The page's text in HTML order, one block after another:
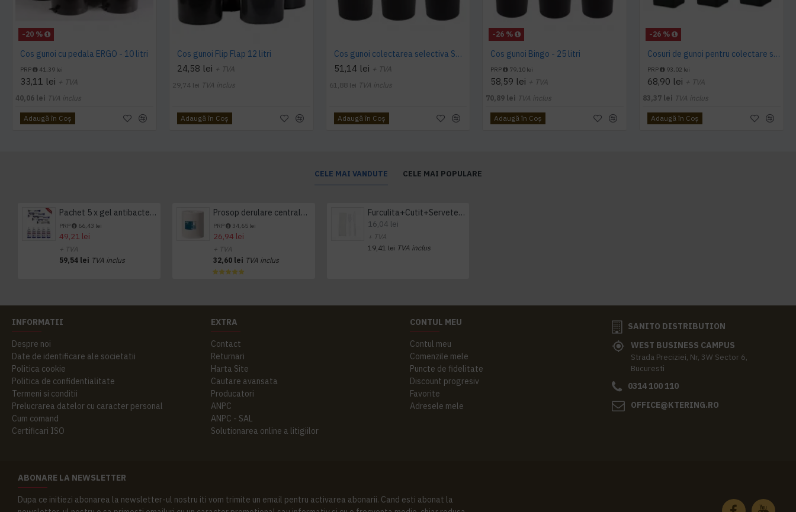
-20 %
Cos gunoi cu pedala ERGO - 10 litri
PRP 41,39 lei
33,11 lei + TVA
40,06 lei TVA inclus
Adaugă în Coş
Cos gunoi Flip Flap 12 litri
24,58 lei + TVA
29,74 lei TVA inclus
Adaugă în Coş
Cos gunoi colectarea selectiva SMALL H 25 L
51,14 lei + TVA
61,88 lei TVA inclus
Adaugă în Coş
-26 %
Cos gunoi Bingo - 25 litri
PRP 79,10 lei
58,59 lei + TVA
70,89 lei TVA inclus
Adaugă în Coş
-26 %
Cosuri de gunoi pentru colectare selectiva, Multipat, 30 litri
PRP 93,02 lei
68,90 lei + TVA
83,37 lei TVA inclus
Adaugă în Coş
CELE MAI VANDUTE CELE MAI POPULARE
Pachet 5 x gel antibacterian 50ml si 3 x Servetele antibacteriene 48 buc Hygienium
PRP 66,43 lei
49,21 lei
+ TVA
59,54 lei TVA inclus
Prosop derulare centrala 1 pliu, 300 m Tork
PRP 34,65 lei
26,94 lei
+ TVA
32,60 lei TVA inclus
Furculita+Cutit+Servetel 100buc/set
16,04 lei
+ TVA
19,41 lei TVA inclus
INFORMATII
Despre noi
Date de identificare ale societatii
Politica cookie
Politica de confidentialitate
Termeni si conditii
Prelucrarea datelor cu caracter personal
Cum comand
Certificari ISO
EXTRA
Contact
Returnari
Harta Site
Cautare avansata
Producatori
ANPC
ANPC - SAL
Solutionarea online a litigiilor
CONTUL MEU
Contul meu
Comenzile mele
Puncte de fidelitate
Discount progresiv
Favorite
Adresele mele
SANITO DISTRIBUTION
WEST BUSINESS CAMPUS
Strada Preciziei, Nr, 3W Sector 6,
Bucuresti
0314 100 110
OFFICE@KTERING.RO
ABONARE LA NEWSLETTER
Dupa ce initiezi abonarea la newsletter-ul nostru iti vom trimite un email pentru activarea abonarii. Cand esti abonat la